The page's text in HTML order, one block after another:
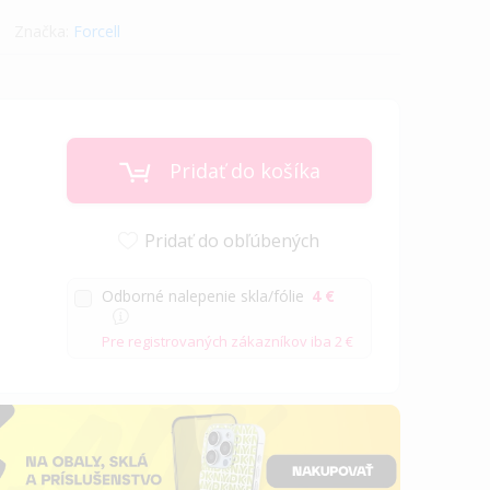
Forcell
Pridať do košíka
Pridať do obľúbených
Odborné nalepenie skla/fólie 4 €
Pre registrovaných zákazníkov iba 2 €